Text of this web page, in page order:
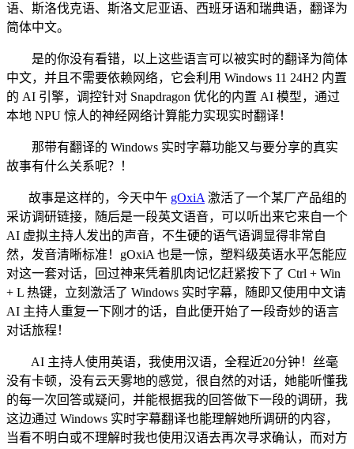
语、斯洛伐克语、斯洛文尼亚语、西班牙语和瑞典语，翻译为
简体中文。
是的你没有看错，以上这些语言可以被实时的翻译为简体
中文，并且不需要依赖网络，它会利用 Windows 11 24H2 内置
的 AI 引擎，调控针对 Snapdragon 优化的内置 AI 模型，通过
本地 NPU 惊人的神经网络计算能力实现实时翻译！
那带有翻译的 Windows 实时字幕功能又与要分享的真实
故事有什么关系呢？！
故事是这样的，今天中午 gOxiA激活了一个某厂产品组的
采访调研链接，随后是一段英文语音，可以听出来它来自一个
AI 虚拟主持人发出的声音，不生硬的语气语调显得非常自
然，发音清晰标准！gOxiA 也是一惊，塑料级英语水平怎能应
对这一套对话，回过神来凭着肌肉记忆赶紧按下了 Ctrl + Win
+ L 热键，立刻激活了 Windows 实时字幕，随即又使用中文请
AI 主持人重复一下刚才的话，自此便开始了一段奇妙的语言
对话旅程！
AI 主持人使用英语，我使用汉语，全程近20分钟！丝毫
没有卡顿，没有云天雾地的感觉，很自然的对话，她能听懂我
的每一次回答或疑问，并能根据我的回答做下一段的调研，我
这边通过 Windows 实时字幕翻译也能理解她所调研的内容，
当看不明白或不理解时我也使用汉语去再次寻求确认，而对方